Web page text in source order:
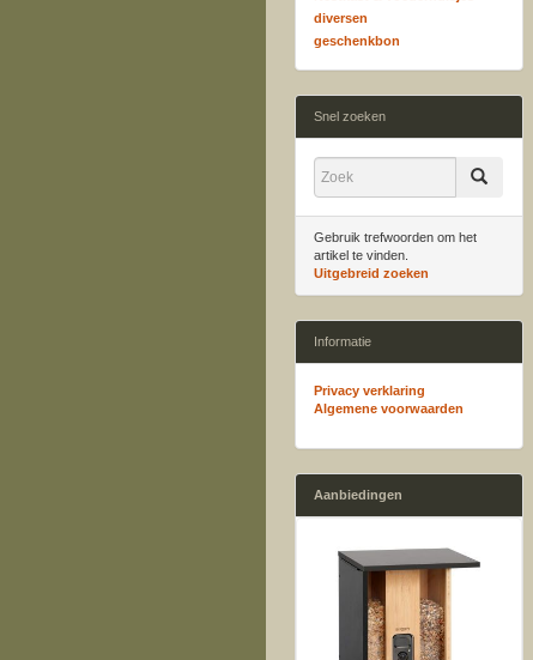
diversen
geschenkbon
Snel zoeken
Gebruik trefwoorden om het
artikel te vinden.
Uitgebreid zoeken
Informatie
Privacy verklaring
Algemene voorwaarden
Aanbiedingen